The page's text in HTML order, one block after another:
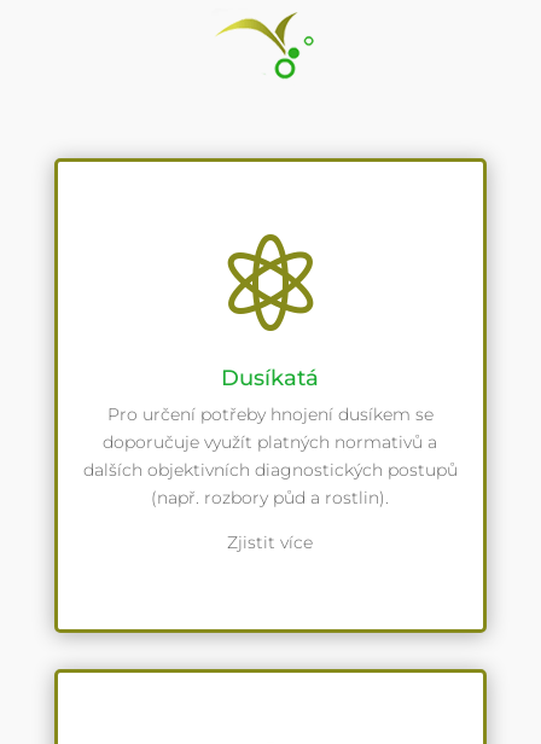

Dusíkatá
Pro určení potřeby hnojení dusíkem se
doporučuje využít platných normativů a
dalších objektivních diagnostických postupů
(např. rozbory půd a rostlin).
Zjistit více